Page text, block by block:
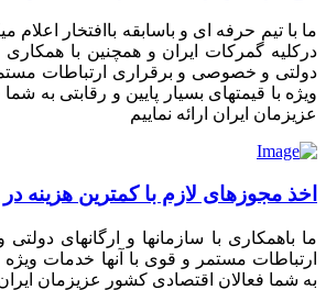
ما با تیم حرفه ای و باسابقه باافتخار اعلام
درکلیه گمرکات ایران و همچنین با همکاری
دولتی و خصوصی و برقراری ارتباطات
ویژه با قیمتهای بسیار پایین و رقابتی به
عزیزمان ایران ارائه نماییم
اخذ مجوزهای لازم با کمترین هزینه
ما باهمکاری با سازمانها و ارگانهای
ارتباطات مستمر و قوی با آنها خدمات
به شما فعالان اقتصادی کشور عزیزمان ایران